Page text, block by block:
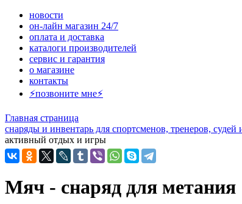
новости
он-лайн магазин 24/7
оплата и доставка
каталоги производителей
сервис и гарантия
о магазине
контакты
⚡позвоните мне⚡
Главная страница
снаряды и инвентарь для спортсменов, тренеров,
активный отдых и игры
Мяч - снаряд для